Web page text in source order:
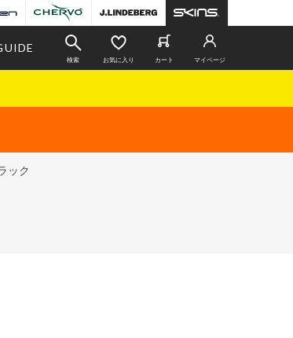
検索 お気に入り カート マイページ
ック